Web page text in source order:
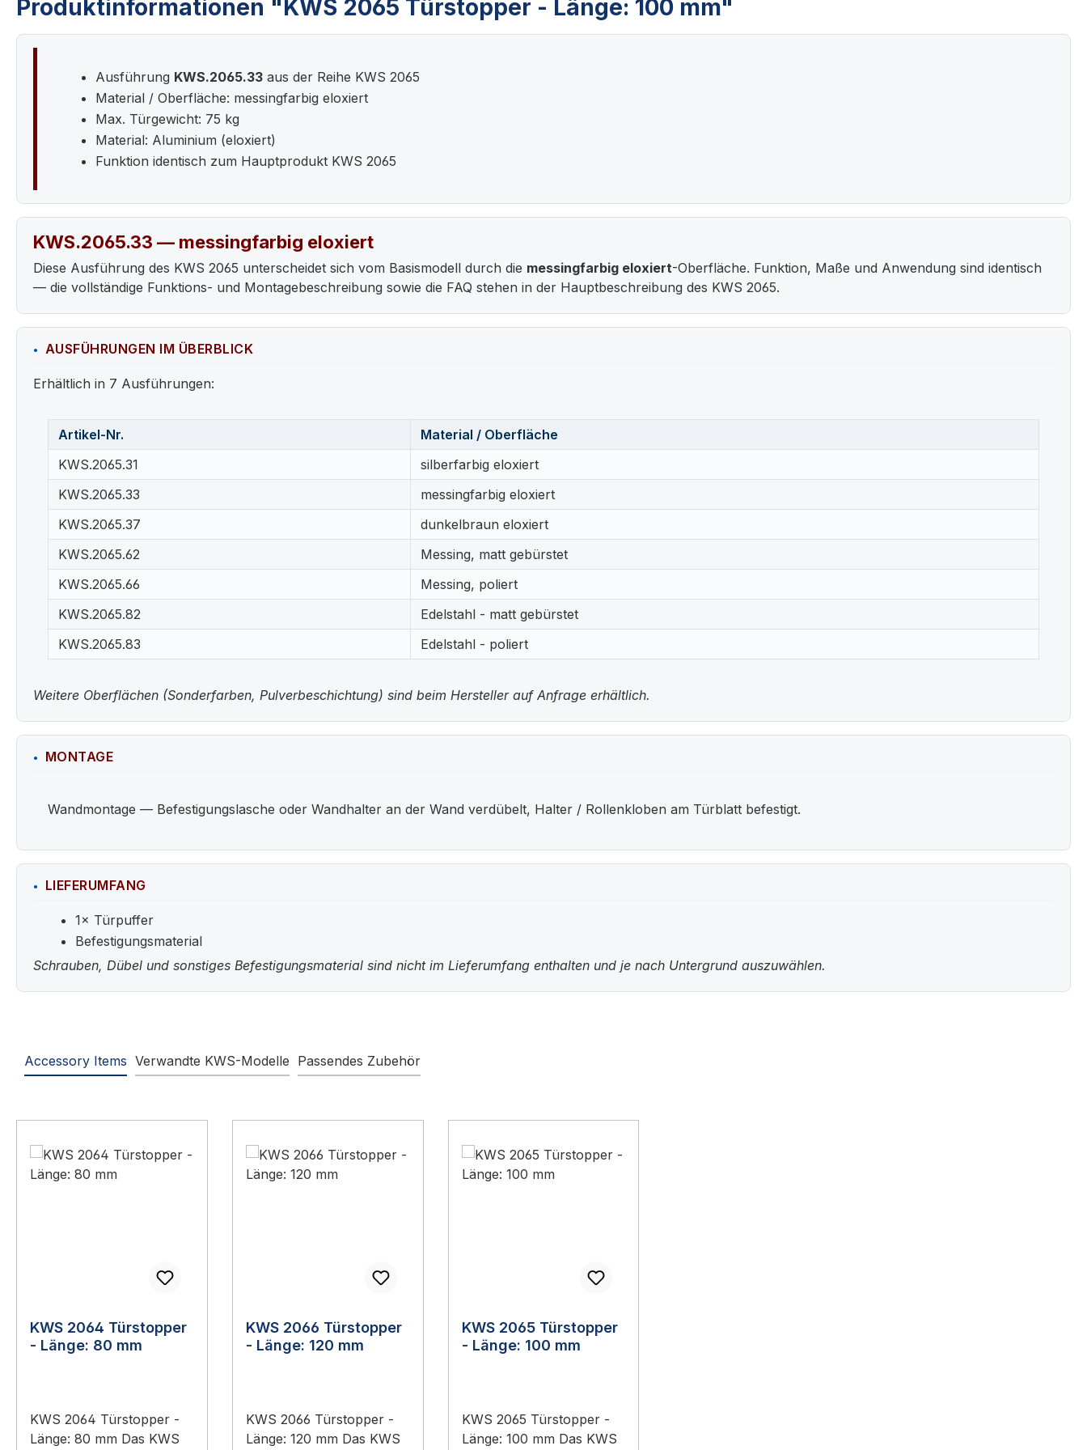
Produktinformationen "KWS 2065 Türstopper - Länge: 100 mm"
Ausführung KWS.2065.33 aus der Reihe KWS 2065
Material / Oberfläche: messingfarbig eloxiert
Max. Türgewicht: 75 kg
Material: Aluminium (eloxiert)
Funktion identisch zum Hauptprodukt KWS 2065
KWS.2065.33 — messingfarbig eloxiert
Diese Ausführung des KWS 2065 unterscheidet sich vom Basismodell durch die messingfarbig eloxiert-Oberfläche. Funktion, Maße und Anwendung sind identisch
— die vollständige Funktions- und Montagebeschreibung sowie die FAQ stehen in der Hauptbeschreibung des KWS 2065.
AUSFÜHRUNGEN IM ÜBERBLICK
Erhältlich in 7 Ausführungen:
Artikel-Nr.
Material / Oberfläche
KWS.2065.31
silberfarbig eloxiert
KWS.2065.33
messingfarbig eloxiert
KWS.2065.37
dunkelbraun eloxiert
KWS.2065.62
Messing, matt gebürstet
KWS.2065.66
Messing, poliert
KWS.2065.82
Edelstahl - matt gebürstet
KWS.2065.83
Edelstahl - poliert
Weitere Oberflächen (Sonderfarben, Pulverbeschichtung) sind beim Hersteller auf Anfrage erhältlich.
MONTAGE
Wandmontage — Befestigungslasche oder Wandhalter an der Wand verdübelt, Halter / Rollenkloben am Türblatt befestigt.
LIEFERUMFANG
1× Türpuffer
Befestigungsmaterial
Schrauben, Dübel und sonstiges Befestigungsmaterial sind nicht im Lieferumfang enthalten und je nach Untergrund auszuwählen.
Accessory Items Verwandte KWS-Modelle Passendes Zubehör
KWS 2064 Türstopper
- Länge: 80 mm
KWS 2064 Türstopper -
Länge: 80 mm Das KWS
KWS 2066 Türstopper
- Länge: 120 mm
KWS 2066 Türstopper -
Länge: 120 mm Das KWS
KWS 2065 Türstopper
- Länge: 100 mm
KWS 2065 Türstopper -
Länge: 100 mm Das KWS